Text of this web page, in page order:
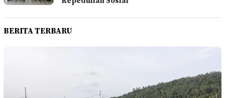
BERITA TERBARU